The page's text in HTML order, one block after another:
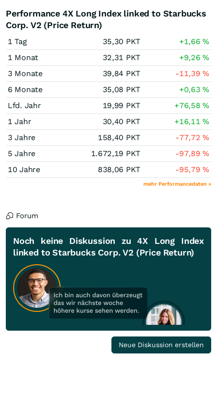
Performance 4X Long Index linked to Starbucks
Corp. V2 (Price Return)
1 Tag 35,30 PKT +1,66%
1 Monat
32,31 PKT +9,26%
3 Monate
39,84 PKT -11,39%
6 Monate
35,08 PKT +0,63%
Lfd. Jahr
19,99 PKT +76,58%
1 Jahr
30,40 PKT +16,11%
3 Jahre
158,40 PKT -77,72%
5 Jahre
1.672,19 PKT -97,89%
10 Jahre
838,06 PKT -95,79%
mehr Performancedaten »
Forum
Noch keine Diskussion zu 4X Long Index
linked to Starbucks Corp. V2 (Price Return)
Neue Diskussion erstellen